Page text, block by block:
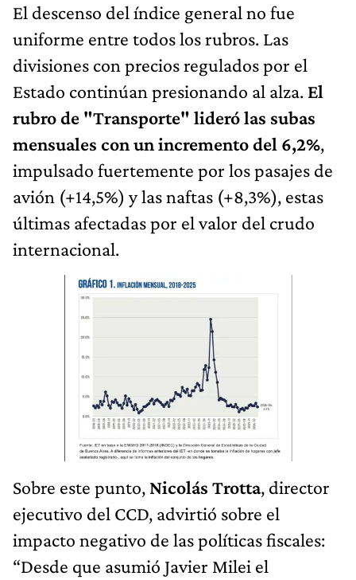
El descenso del índice general no fue
uniforme entre todos los rubros. Las
divisiones con precios regulados por el
Estado continúan presionando al alza. El
rubro de "Transporte" lideró las subas
mensuales con un incremento del 6,2%,
impulsado fuertemente por los pasajes de
avión (+14,5%) y las naftas (+8,3%), estas
últimas afectadas por el valor del crudo
internacional.
Sobre este punto, Nicolás Trotta, director
ejecutivo del CCD, advirtió sobre el
impacto negativo de las políticas fiscales:
“Desde que asumió Javier Milei el